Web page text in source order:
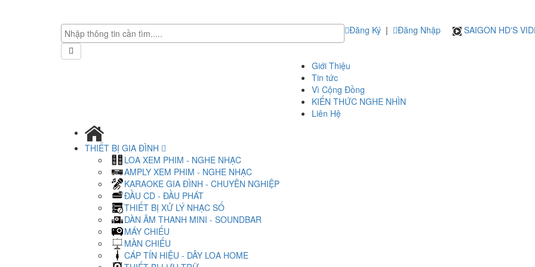
Đăng Ký | Đăng Nhập SAIGON HD'S
Giới Thiệu
Tin tức
Vì Cộng Đồng
KIẾN THỨC NGHE NHÌN
Liên Hệ
THIẾT BỊ GIA ĐÌNH
LOA XEM PHIM - NGHE NHẠC
AMPLY XEM PHIM - NGHE NHẠC
KARAOKE GIA ĐÌNH - CHUYÊN NGHIỆP
ĐẦU CD - ĐẦU PHÁT
THIẾT BỊ XỬ LÝ NHẠC SỐ
DÀN ÂM THANH MINI - SOUNDBAR
MÁY CHIẾU
MÀN CHIẾU
CÁP TÍN HIỆU - DÂY LOA HOME